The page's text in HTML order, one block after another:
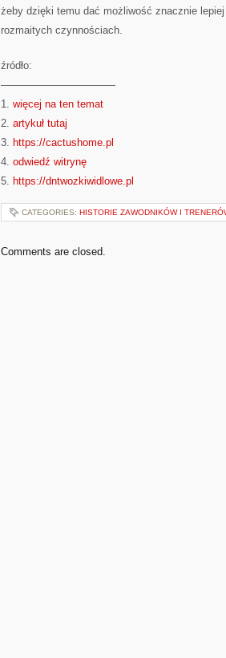
żeby dzięki temu dać możliwość znacznie
rozmaitych czynnościach.
źródło:
———————————
1. więcej na ten temat
2. artykuł tutaj
3. https://cactushome.pl
4. odwiedź witrynę
5. https://dntwozkiwidlowe.pl
CATEGORIES: HISTORIE ZAWODNIKÓW I
Comments are closed.